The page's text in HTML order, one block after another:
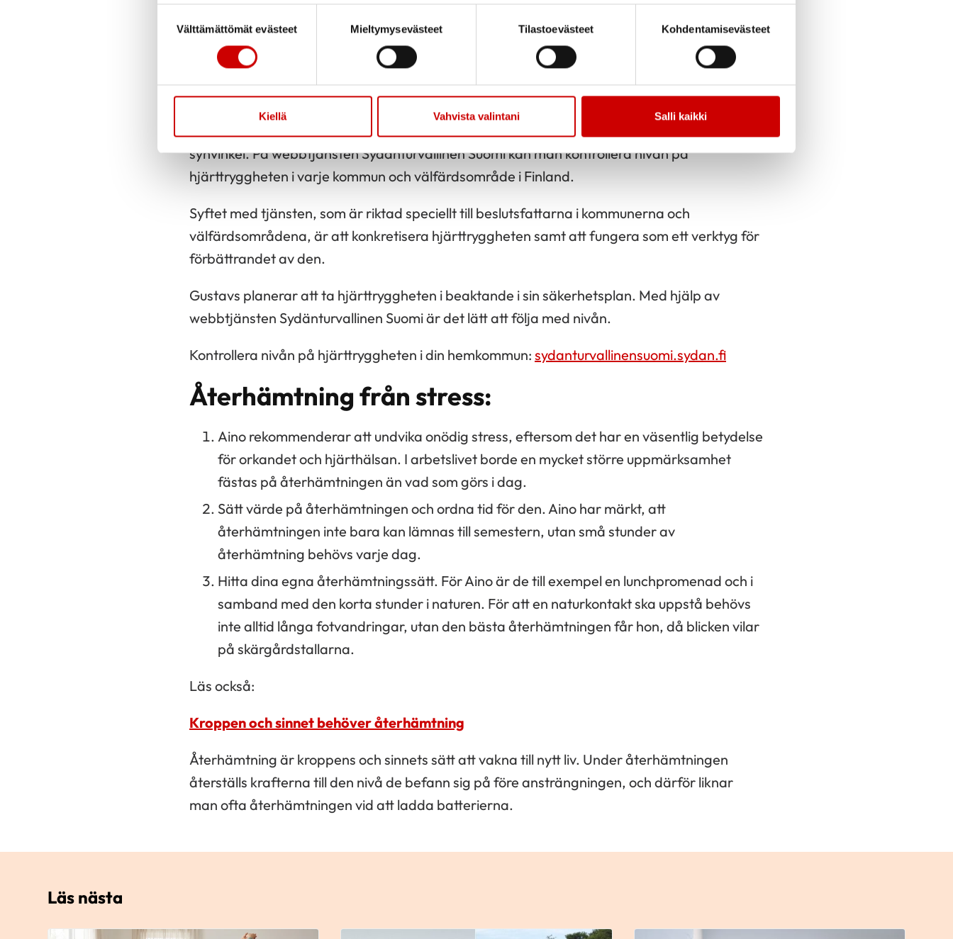
Välttämättömät evästeet
Mieltymysevästeet Tilastoevästeet Kohdentamisevästeet
Kiellä Vahvista valintani Salli kaikki
– Då jag på ett skolningstillfälle hörde, hur en arbetskamrat hade återupplivat under en
fritidsaktivitet, förstod jag, att jag nog också skulle klara av det.
Hjärttrygghet
Hjärttrygghet är förberedelse för en hjärtstilleståndssituation ur en lekmannaåterupplivares
synvinkel. På webbtjänsten Sydänturvallinen Suomi kan man kontrollera nivån på
hjärttryggheten i varje kommun och välfärdsområde i Finland.
Syftet med tjänsten, som är riktad speciellt till beslutsfattarna i kommunerna och
välfärdsområdena, är att konkretisera hjärttryggheten samt att fungera som ett verktyg för
förbättrandet av den.
Gustavs planerar att ta hjärttryggheten i beaktande i sin säkerhetsplan. Med hjälp av
webbtjänsten Sydänturvallinen Suomi är det lätt att följa med nivån.
Kontrollera nivån på hjärttryggheten i din hemkommun: sydanturvallinensuomi.sydan.fi
Återhämtning från stress:
Aino rekommenderar att undvika onödig stress, eftersom det har en väsentlig betydelse
för orkandet och hjärthälsan. I arbetslivet borde en mycket större uppmärksamhet
fästas på återhämtningen än vad som görs i dag.
Sätt värde på återhämtningen och ordna tid för den. Aino har märkt, att
återhämtningen inte bara kan lämnas till semestern, utan små stunder av
återhämtning behövs varje dag.
Hitta dina egna återhämtningssätt. För Aino är de till exempel en lunchpromenad och i
samband med den korta stunder i naturen. För att en naturkontakt ska uppstå behövs
inte alltid långa fotvandringar, utan den bästa återhämtningen får hon, då blicken vilar
på skärgårdstallarna.
Läs också:
Kroppen och sinnet behöver återhämtning
Återhämtning är kroppens och sinnets sätt att vakna till nytt liv. Under återhämtningen
återställs krafterna till den nivå de befann sig på före ansträngningen, och därför liknar
man ofta återhämtningen vid att ladda batterierna.
Läs nästa